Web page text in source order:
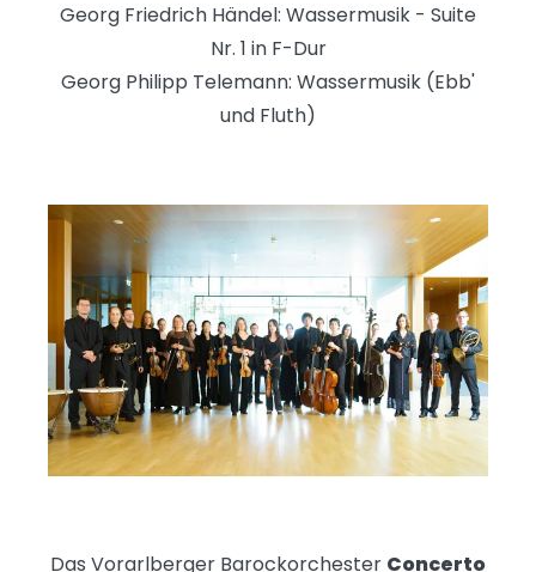
Georg Friedrich Händel: Wassermusik - Suite
Nr. 1 in F-Dur
Georg Philipp Telemann: Wassermusik (Ebb'
und Fluth)
Das Vorarlberger Barockorchester Concerto